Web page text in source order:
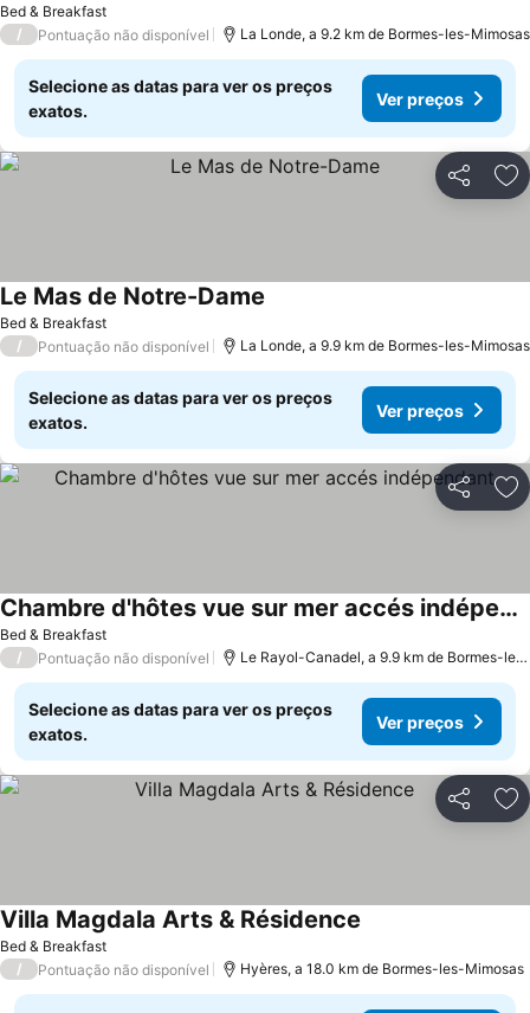
Bed & Breakfast
/ Pontuação não disponível La Londe, a 9.2 km de Bormes-les-Mimosas
Selecione as datas para ver os preços
exatos.
Ver preços
Partilhar
Bed & Breakfast
Le Mas de Notre-Dame
/ Pontuação não disponível La Londe, a 9.9 km de Bormes-les-Mimosas
Selecione as datas para ver os preços
exatos.
Ver preços
Partilhar
Bed & Breakfast
Chambre d'hôtes vue sur mer accés indépendant
/ Pontuação não disponível Le Rayol-Canadel, a 9.9 km de Bormes-les-Mimosas
Selecione as datas para ver os preços
exatos.
Ver preços
Partilhar
Bed & Breakfast
Villa Magdala Arts & Résidence
/ Pontuação não disponível Hyères, a 18.0 km de Bormes-les-Mimosas